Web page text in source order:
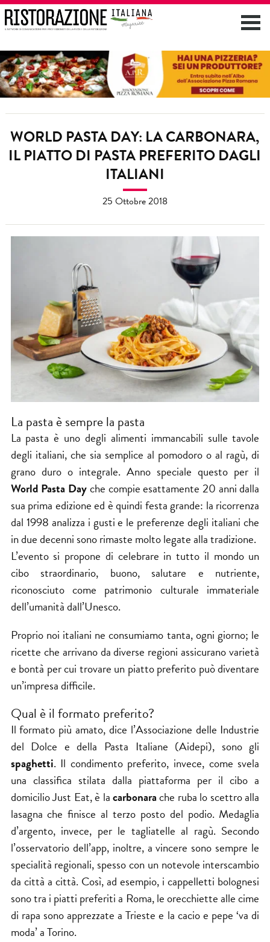
WORLD PASTA DAY: LA CARBONARA,
IL PIATTO DI PASTA PREFERITO DAGLI
ITALIANI
25 Ottobre 2018
La pasta è sempre la pasta
La pasta è uno degli alimenti immancabili sulle tavole
degli italiani, che sia semplice al pomodoro o al ragù, di
grano duro o integrale. Anno speciale questo per il
World Pasta Dayche compie esattamente 20 anni dalla
sua prima edizione ed è quindi festa grande: la ricorrenza
dal 1998 analizza i gusti e le preferenze degli italiani che
in due decenni sono rimaste molto legate alla tradizione.
L’evento si propone di celebrare in tutto il mondo un
cibo straordinario, buono, salutare e nutriente,
riconosciuto come patrimonio culturale immateriale
dell’umanità dall’Unesco.
Proprio noi italiani ne consumiamo tanta, ogni giorno; le
ricette che arrivano da diverse regioni assicurano varietà
e bontà per cui trovare un piatto preferito può diventare
un’impresa difficile.
Qual è il formato preferito?
Il formato più amato, dice l’Associazione delle Industrie
del Dolce e della Pasta Italiane (Aidepi), sono gli
spaghetti. Il condimento preferito, invece, come svela
una classifica stilata dalla piattaforma per il cibo a
domicilio Just Eat, è lacarbonarache ruba lo scettro alla
lasagna che finisce al terzo posto del podio. Medaglia
d’argento, invece, per le tagliatelle al ragù. Secondo
l’osservatorio dell’app, inoltre, a vincere sono sempre le
specialità regionali, spesso con un notevole interscambio
da città a città. Così, ad esempio, i cappelletti bolognesi
sono tra i piatti preferiti a Roma, le orecchiette alle cime
di rapa sono apprezzate a Trieste e la cacio e pepe ‘va di
moda’ a Torino.